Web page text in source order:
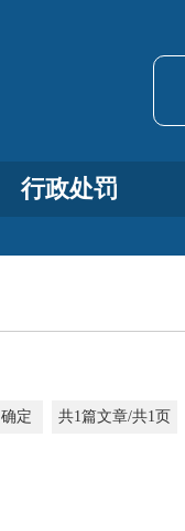
行政处罚
确定 共1篇文章/共1页